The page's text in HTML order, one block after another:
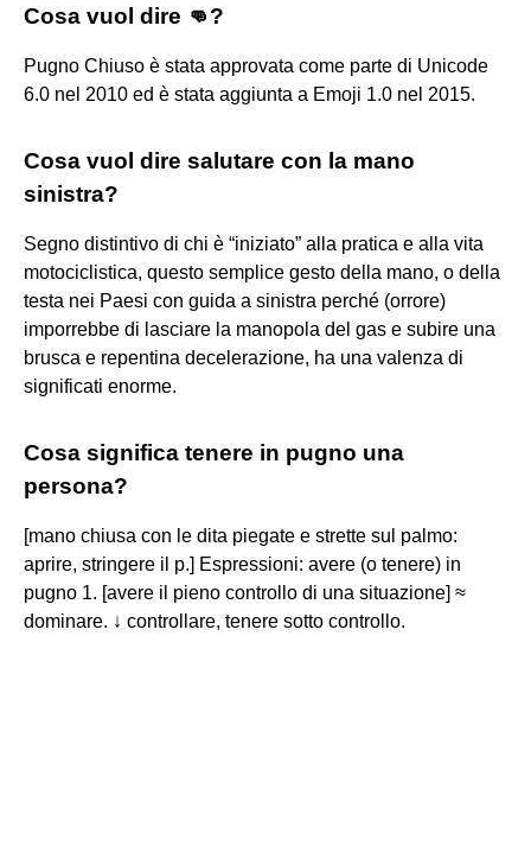
Cosa vuol dire 👊?
Pugno Chiuso è stata approvata come parte di Unicode
6.0 nel 2010 ed è stata aggiunta a Emoji 1.0 nel 2015.
Cosa vuol dire salutare con la mano
sinistra?
Segno distintivo di chi è “iniziato” alla pratica e alla vita
motociclistica, questo semplice gesto della mano, o della
testa nei Paesi con guida a sinistra perché (orrore)
imporrebbe di lasciare la manopola del gas e subire una
brusca e repentina decelerazione, ha una valenza di
significati enorme.
Cosa significa tenere in pugno una
persona?
[mano chiusa con le dita piegate e strette sul palmo:
aprire, stringere il p.] Espressioni: avere (o tenere) in
pugno 1. [avere il pieno controllo di una situazione] ≈
dominare. ↓ controllare, tenere sotto controllo.